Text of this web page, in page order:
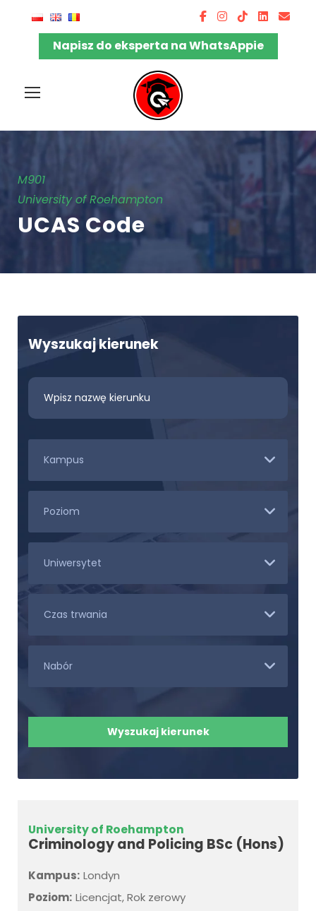
Napisz do eksperta na WhatsAppie
M901
University of Roehampton
UCAS Code
Wyszukaj kierunek
University of Roehampton
Criminology and Policing BSc (Hons)
Kampus: Londyn
Poziom: Licencjat, Rok zerowy